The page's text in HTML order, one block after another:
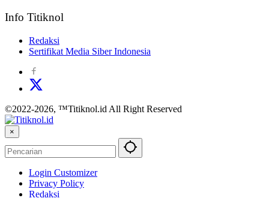
Info Titiknol
Redaksi
Sertifikat Media Siber Indonesia
©2022-2026, ™Titiknol.id All Right Reserved
×
Login Customizer
Privacy Policy
Redaksi